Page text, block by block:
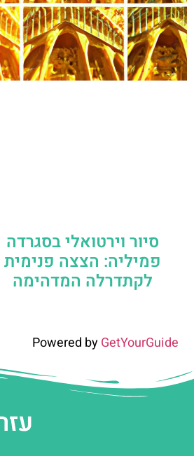
סיור וירטואלי בסגרדה
פמיליה: הצצה פנימית
לקתדרלה המדהימה
Powered byGetYourGuide